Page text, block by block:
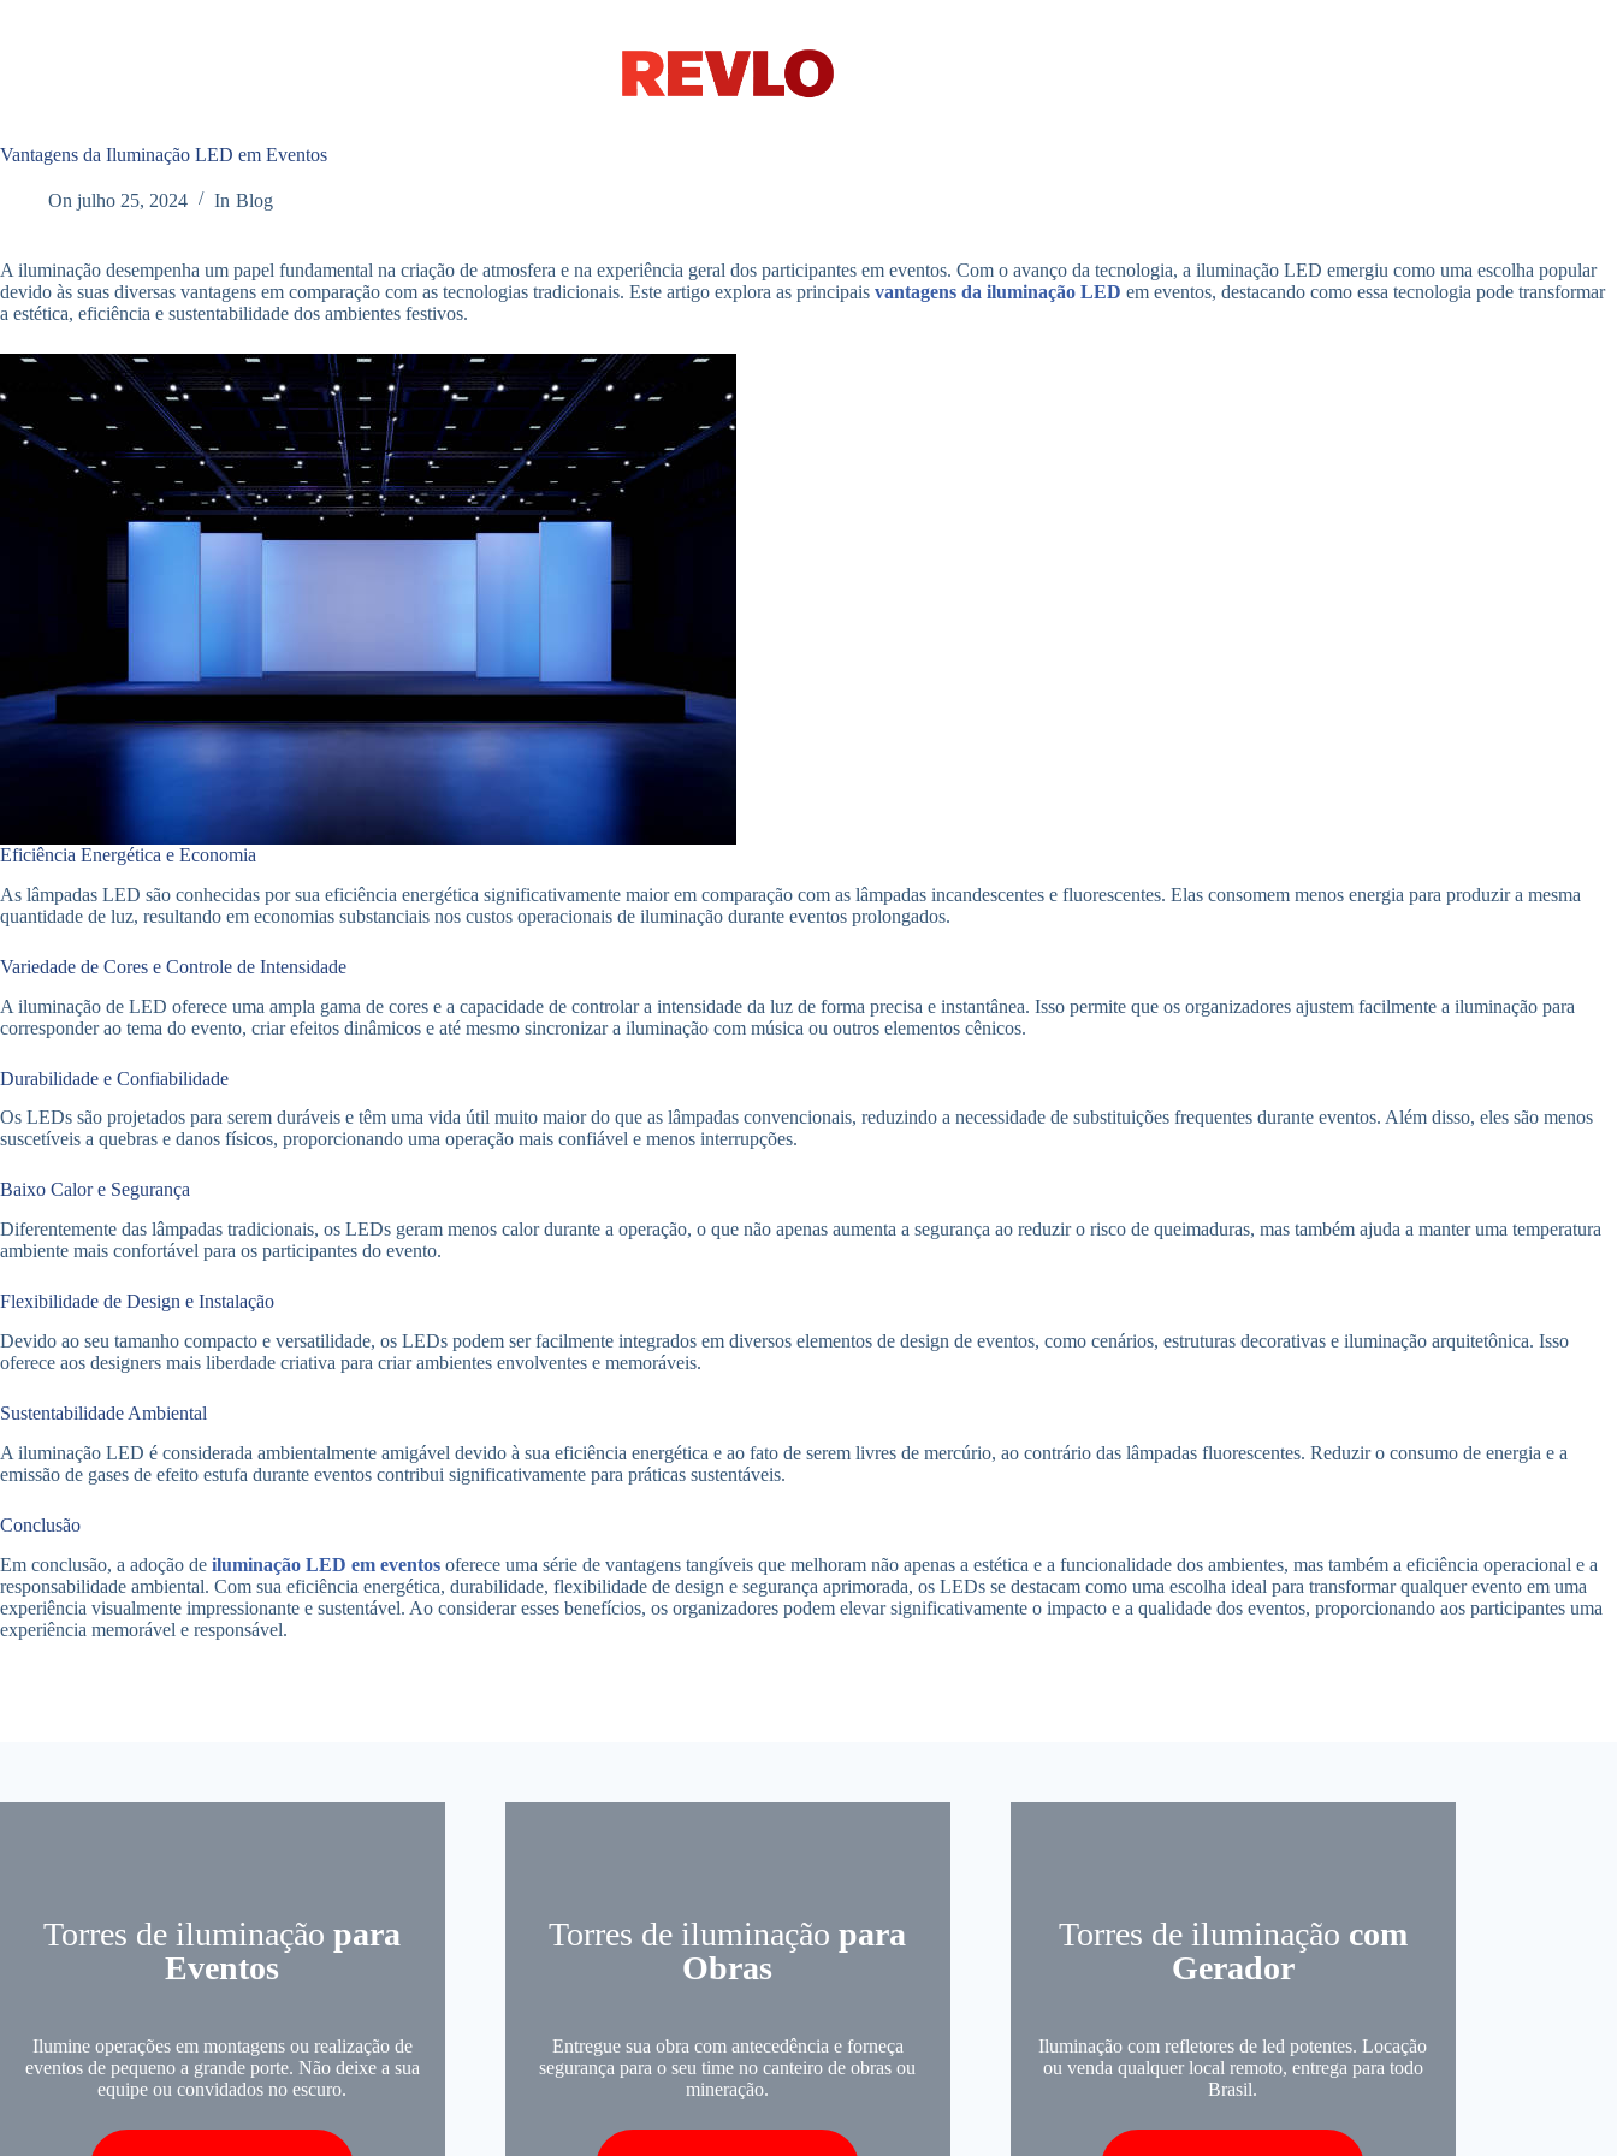
Vantagens da Iluminação LED em Eventos
On julho 25, 2024 In Blog
A iluminação desempenha um papel fundamental na criação de atmosfera e na experiência geral dos participantes em eventos. Com o avanço da tecnologia, a iluminação LED emergiu como uma escolha popular
devido às suas diversas vantagens em comparação com as tecnologias tradicionais. Este artigo explora as principais vantagens da iluminação LED em eventos, destacando como essa tecnologia pode transformar
a estética, eficiência e sustentabilidade dos ambientes festivos.
Eficiência Energética e Economia
As lâmpadas LED são conhecidas por sua eficiência energética significativamente maior em comparação com as lâmpadas incandescentes e fluorescentes. Elas consomem menos energia para produzir a mesma
quantidade de luz, resultando em economias substanciais nos custos operacionais de iluminação durante eventos prolongados.
Variedade de Cores e Controle de Intensidade
A iluminação de LED oferece uma ampla gama de cores e a capacidade de controlar a intensidade da luz de forma precisa e instantânea. Isso permite que os organizadores ajustem facilmente a iluminação para
corresponder ao tema do evento, criar efeitos dinâmicos e até mesmo sincronizar a iluminação com música ou outros elementos cênicos.
Durabilidade e Confiabilidade
Os LEDs são projetados para serem duráveis ​​e têm uma vida útil muito maior do que as lâmpadas convencionais, reduzindo a necessidade de substituições frequentes durante eventos. Além disso, eles são menos
suscetíveis a quebras e danos físicos, proporcionando uma operação mais confiável e menos interrupções.
Baixo Calor e Segurança
Diferentemente das lâmpadas tradicionais, os LEDs geram menos calor durante a operação, o que não apenas aumenta a segurança ao reduzir o risco de queimaduras, mas também ajuda a manter uma temperatura
ambiente mais confortável para os participantes do evento.
Flexibilidade de Design e Instalação
Devido ao seu tamanho compacto e versatilidade, os LEDs podem ser facilmente integrados em diversos elementos de design de eventos, como cenários, estruturas decorativas e iluminação arquitetônica. Isso
oferece aos designers mais liberdade criativa para criar ambientes envolventes e memoráveis.
Sustentabilidade Ambiental
A iluminação LED é considerada ambientalmente amigável devido à sua eficiência energética e ao fato de serem livres de mercúrio, ao contrário das lâmpadas fluorescentes. Reduzir o consumo de energia e a
emissão de gases de efeito estufa durante eventos contribui significativamente para práticas sustentáveis.
Conclusão
Em conclusão, a adoção de iluminação LED em eventos oferece uma série de vantagens tangíveis que melhoram não apenas a estética e a funcionalidade dos ambientes, mas também a eficiência operacional e a
responsabilidade ambiental. Com sua eficiência energética, durabilidade, flexibilidade de design e segurança aprimorada, os LEDs se destacam como uma escolha ideal para transformar qualquer evento em uma
experiência visualmente impressionante e sustentável. Ao considerar esses benefícios, os organizadores podem elevar significativamente o impacto e a qualidade dos eventos, proporcionando aos participantes uma
experiência memorável e responsável.
Torres de iluminaçãopara
Eventos
Ilumine operações em montagens ou realização de
eventos de pequeno a grande porte. Não deixe a sua
equipe ou convidados no escuro.
Torres de iluminaçãopara
Obras
Entregue sua obra com antecedência e forneça
segurança para o seu time no canteiro de obras ou
mineração.
Torres de iluminação com
Gerador
Iluminação com refletores de led potentes. Locação
ou venda qualquer local remoto, entrega para todo
Brasil.